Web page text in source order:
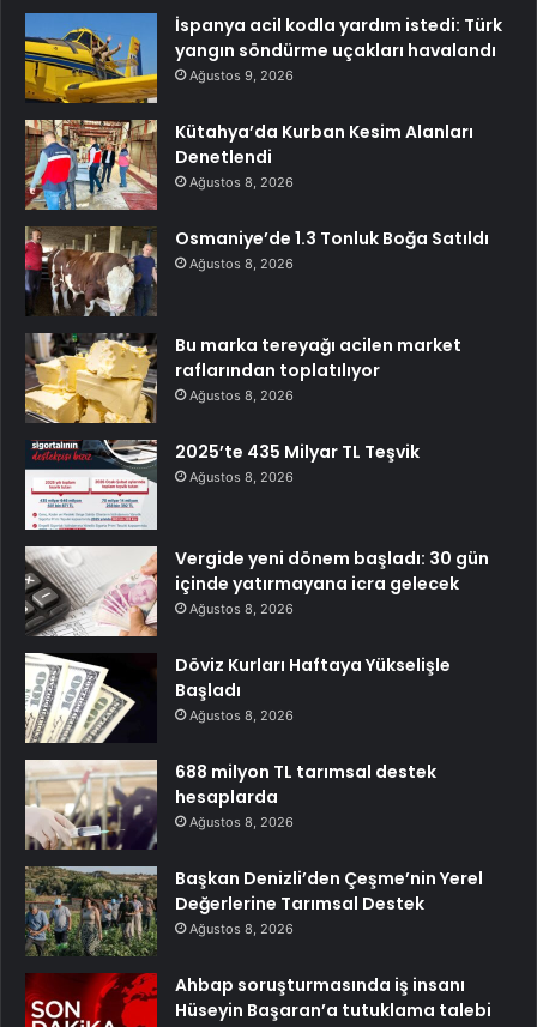
İspanya acil kodla yardım istedi: Türk
yangın söndürme uçakları havalandı
Ağustos 9, 2026
Kütahya’da Kurban Kesim Alanları
Denetlendi
Ağustos 8, 2026
Osmaniye’de 1.3 Tonluk Boğa Satıldı
Ağustos 8, 2026
Bu marka tereyağı acilen market
raflarından toplatılıyor
Ağustos 8, 2026
2025’te 435 Milyar TL Teşvik
Ağustos 8, 2026
Vergide yeni dönem başladı: 30 gün
içinde yatırmayana icra gelecek
Ağustos 8, 2026
Döviz Kurları Haftaya Yükselişle
Başladı
Ağustos 8, 2026
688 milyon TL tarımsal destek
hesaplarda
Ağustos 8, 2026
Başkan Denizli’den Çeşme’nin Yerel
Değerlerine Tarımsal Destek
Ağustos 8, 2026
Ahbap soruşturmasında iş insanı
Hüseyin Başaran’a tutuklama talebi